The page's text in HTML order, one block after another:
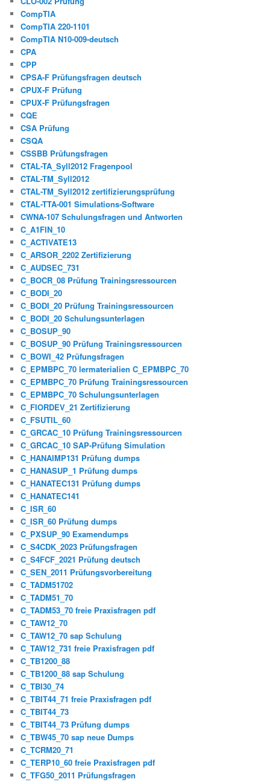
CompTIA
CompTIA 220-1101
CompTIA N10-009-deutsch
CPA
CPP
CPSA-F Prüfungsfragen deutsch
CPUX-F Prüfung
CPUX-F Prüfungsfragen
CQE
CSA Prüfung
CSQA
CSSBB Prüfungsfragen
CTAL-TA_Syll2012 Fragenpool
CTAL-TM_Syll2012
CTAL-TM_Syll2012 zertifizierungsprüfung
CTAL-TTA-001 Simulations-Software
CWNA-107 Schulungsfragen und Antworten
C_A1FIN_10
C_ACTIVATE13
C_ARSOR_2202 Zertifizierung
C_AUDSEC_731
C_BOCR_08 Prüfung Trainingsressourcen
C_BODI_20
C_BODI_20 Prüfung Trainingsressourcen
C_BODI_20 Schulungsunterlagen
C_BOSUP_90
C_BOSUP_90 Prüfung Trainingsressourcen
C_BOWI_42 Prüfungsfragen
C_EPMBPC_70 lermaterialien C_EPMBPC_70
C_EPMBPC_70 Prüfung Trainingsressourcen
C_EPMBPC_70 Schulungsunterlagen
C_FIORDEV_21 Zertifizierung
C_FSUTIL_60
C_GRCAC_10 Prüfung Trainingsressourcen
C_GRCAC_10 SAP-Prüfung Simulation
C_HANAIMP131 Prüfung dumps
C_HANASUP_1 Prüfung dumps
C_HANATEC131 Prüfung dumps
C_HANATEC141
C_ISR_60
C_ISR_60 Prüfung dumps
C_PXSUP_90 Examendumps
C_S4CDK_2023 Prüfungsfragen
C_S4FCF_2021 Prüfung deutsch
C_SEN_2011 Prüfungsvorbereitung
C_TADM51702
C_TADM51_70
C_TADM53_70 freie Praxisfragen pdf
C_TAW12_70
C_TAW12_70 sap Schulung
C_TAW12_731 freie Praxisfragen pdf
C_TB1200_88
C_TB1200_88 sap Schulung
C_TBI30_74
C_TBIT44_71 freie Praxisfragen pdf
C_TBIT44_73
C_TBIT44_73 Prüfung dumps
C_TBW45_70 sap neue Dumps
C_TCRM20_71
C_TERP10_60 freie Praxisfragen pdf
C_TFG50_2011 Prüfungsfragen